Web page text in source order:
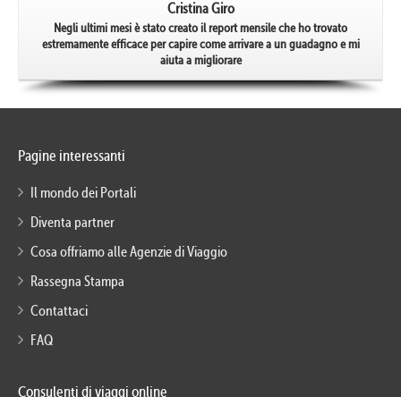
Cristina Giro
Negli ultimi mesi è stato creato il report mensile che ho trovato
estremamente efficace per capire come arrivare a un guadagno e mi
aiuta a migliorare
Pagine interessanti
Il mondo dei Portali
Diventa partner
Cosa offriamo alle Agenzie di Viaggio
Rassegna Stampa
Contattaci
FAQ
Consulenti di viaggi online